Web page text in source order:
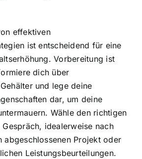
effektiven
ist entscheidend für eine
Vorbereitung ist
dich über
und lege deine
dar, um deine
Wähle den richtigen
idealerweise nach
abgeschlossenen Projekt oder
Leistungsbeurteilungen.